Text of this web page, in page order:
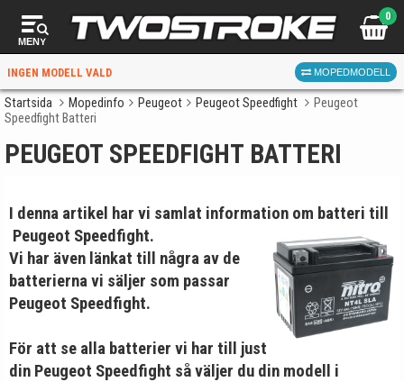
MENY
0
INGEN MODELL VALD MOPEDMODELL
VÄLJ MOPEDFÖR RÄTT DELAR
När du valt kommer butiken visa delar för vald moped
och universella produkter.
Startsida Mopedinfo Peugeot Peugeot Speedfight
Peugeot
Speedfight Batteri
PEUGEOT SPEEDFIGHT BATTERI
I denna artikel har vi samlat information om batteri till
Peugeot Speedfight.
Vi har även länkat till några av de
batterierna vi säljer som passar
Peugeot Speedfight.
För att se alla batterier vi har till just
din Peugeot Speedfight så väljer du din modell i